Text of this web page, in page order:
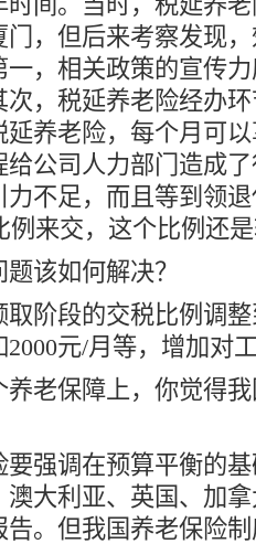
，但后来考察发现
，相关政策的宣传
，税延养老险经办
养老险，每个月可
公司人力部门造成
不足，而且等到领
例来交，这个比例还
该如何解决？
段的交税比例调整
元/月等，增加对
保障上，你觉得我
强调在预算平衡的基
大利亚、英国、加
。但我国养老保险